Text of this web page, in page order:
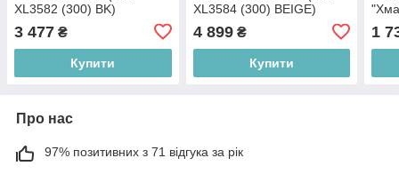
XL3582 (300) BK)
3 477 ₴
Купити
XL3584 (300) BEIGE)
4 899₴
Купити
1
Про нас
97% позитивних з 71 відгука за рік